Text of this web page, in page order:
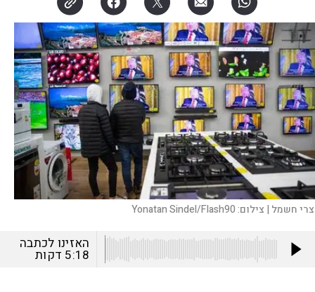
חשמל | צילום:Yonatan Sindel/Flash90
האזינו לכתבה
5:18 דקות